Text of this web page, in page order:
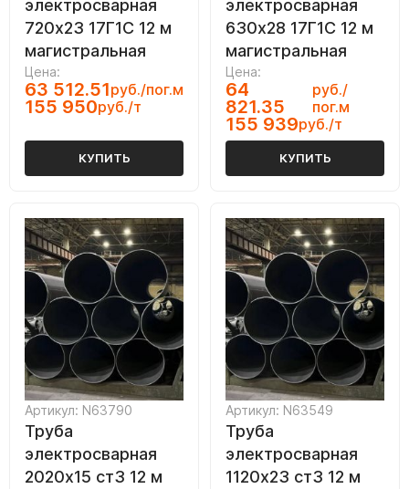
электросварная
720х23 17Г1С 12 м
магистральная
Цена:
63 512.51руб./пог.м
155 950руб./т
КУПИТЬ
электросварная
630х28 17Г1С 12 м
магистральная
Цена:
64
821.35
руб./
пог.м
155 939руб./т
КУПИТЬ
Артикул: N63790
Труба
электросварная
2020х15 ст3 12 м
Артикул: N63549
Труба
электросварная
1120х23 ст3 12 м